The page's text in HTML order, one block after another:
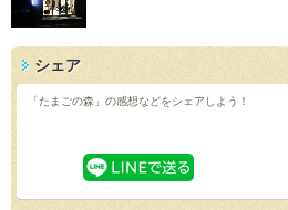
シェア
「たまごの森」の感想などをシェアしよう！